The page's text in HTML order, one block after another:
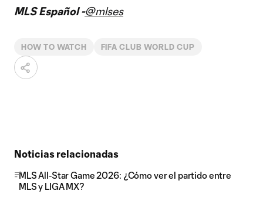
MLS Español -@mlses
HOW TO WATCH FIFA CLUB WORLD CUP
Noticias relacionadas
MLS All-Star Game 2026: ¿Cómo ver el partido entre
MLS y LIGA MX?